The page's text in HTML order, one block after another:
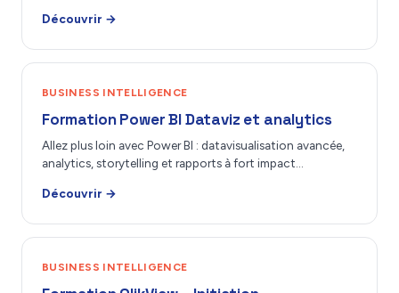
Découvrir →
BUSINESS INTELLIGENCE
Formation Power BI Dataviz et analytics
Allez plus loin avec Power BI : datavisualisation avancée,
analytics, storytelling et rapports à fort impact…
Découvrir →
BUSINESS INTELLIGENCE